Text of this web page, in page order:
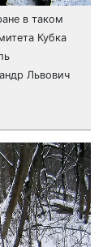
в таком
Кубка
Львович